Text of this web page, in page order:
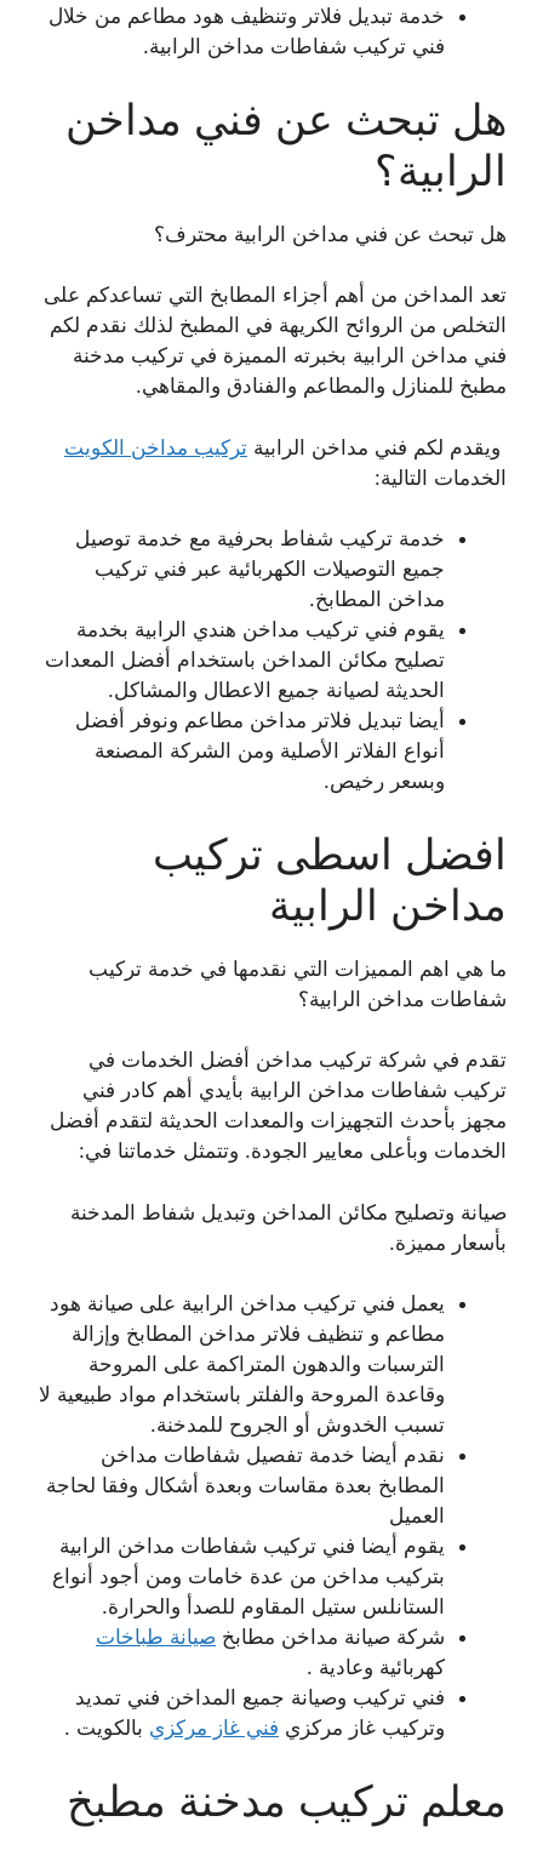
خدمة تبديل فلاتر وتنظيف هود مطاعم من خلال
فني تركيب شفاطات مداخن الرابية.
هل تبحث عن فني مداخن
الرابية؟
هل تبحث عن فني مداخن الرابية محترف؟
تعد المداخن من أهم أجزاء المطابخ التي تساعدكم على
التخلص من الروائح الكريهة في المطبخ لذلك نقدم لكم
فني مداخن الرابية بخبرته المميزة في تركيب مدخنة
مطبخ للمنازل والمطاعم والفنادق والمقاهي.
ويقدم لكم فني مداخن الرابية تركيب مداخن الكويت
الخدمات التالية:
خدمة تركيب شفاط بحرفية مع خدمة توصيل
جميع التوصيلات الكهربائية عبر فني تركيب
مداخن المطابخ.
يقوم فني تركيب مداخن هندي الرابية بخدمة
تصليح مكائن المداخن باستخدام أفضل المعدات
الحديثة لصيانة جميع الاعطال والمشاكل.
أيضا تبديل فلاتر مداخن مطاعم ونوفر أفضل
أنواع الفلاتر الأصلية ومن الشركة المصنعة
وبسعر رخيص.
افضل اسطى تركيب
مداخن الرابية
ما هي اهم المميزات التي نقدمها في خدمة تركيب
شفاطات مداخن الرابية؟
تقدم في شركة تركيب مداخن أفضل الخدمات في
تركيب شفاطات مداخن الرابية بأيدي أهم كادر فني
مجهز بأحدث التجهيزات والمعدات الحديثة لتقدم أفضل
الخدمات وبأعلى معايير الجودة. وتتمثل خدماتنا في:
صيانة وتصليح مكائن المداخن وتبديل شفاط المدخنة
بأسعار مميزة.
يعمل فني تركيب مداخن الرابية على صيانة هود
مطاعم و تنظيف فلاتر مداخن المطابخ وإزالة
الترسبات والدهون المتراكمة على المروحة
وقاعدة المروحة والفلتر باستخدام مواد طبيعية لا
تسبب الخدوش أو الجروح للمدخنة.
نقدم أيضا خدمة تفصيل شفاطات مداخن
المطابخ بعدة مقاسات وبعدة أشكال وفقا لحاجة
العميل
يقوم أيضا فني تركيب شفاطات مداخن الرابية
بتركيب مداخن من عدة خامات ومن أجود أنواع
الستانلس ستيل المقاوم للصدأ والحرارة.
شركة صيانة مداخن مطابخ صيانة طباخات
كهربائية وعادية .
فني تركيب وصيانة جميع المداخن فني تمديد
وتركيب غاز مركزي فني غاز مركزي بالكويت .
معلم تركيب مدخنة مطبخ